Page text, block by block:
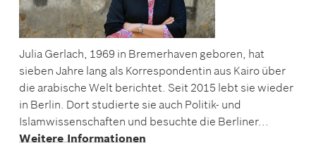
Julia Gerlach, 1969 in Bremerhaven geboren, hat
sieben Jahre lang als Korrespondentin aus Kairo über
die arabische Welt berichtet. Seit 2015 lebt sie wieder
in Berlin. Dort studierte sie auch Politik- und
Islamwissenschaften und besuchte die Berliner...
Weitere Informationen